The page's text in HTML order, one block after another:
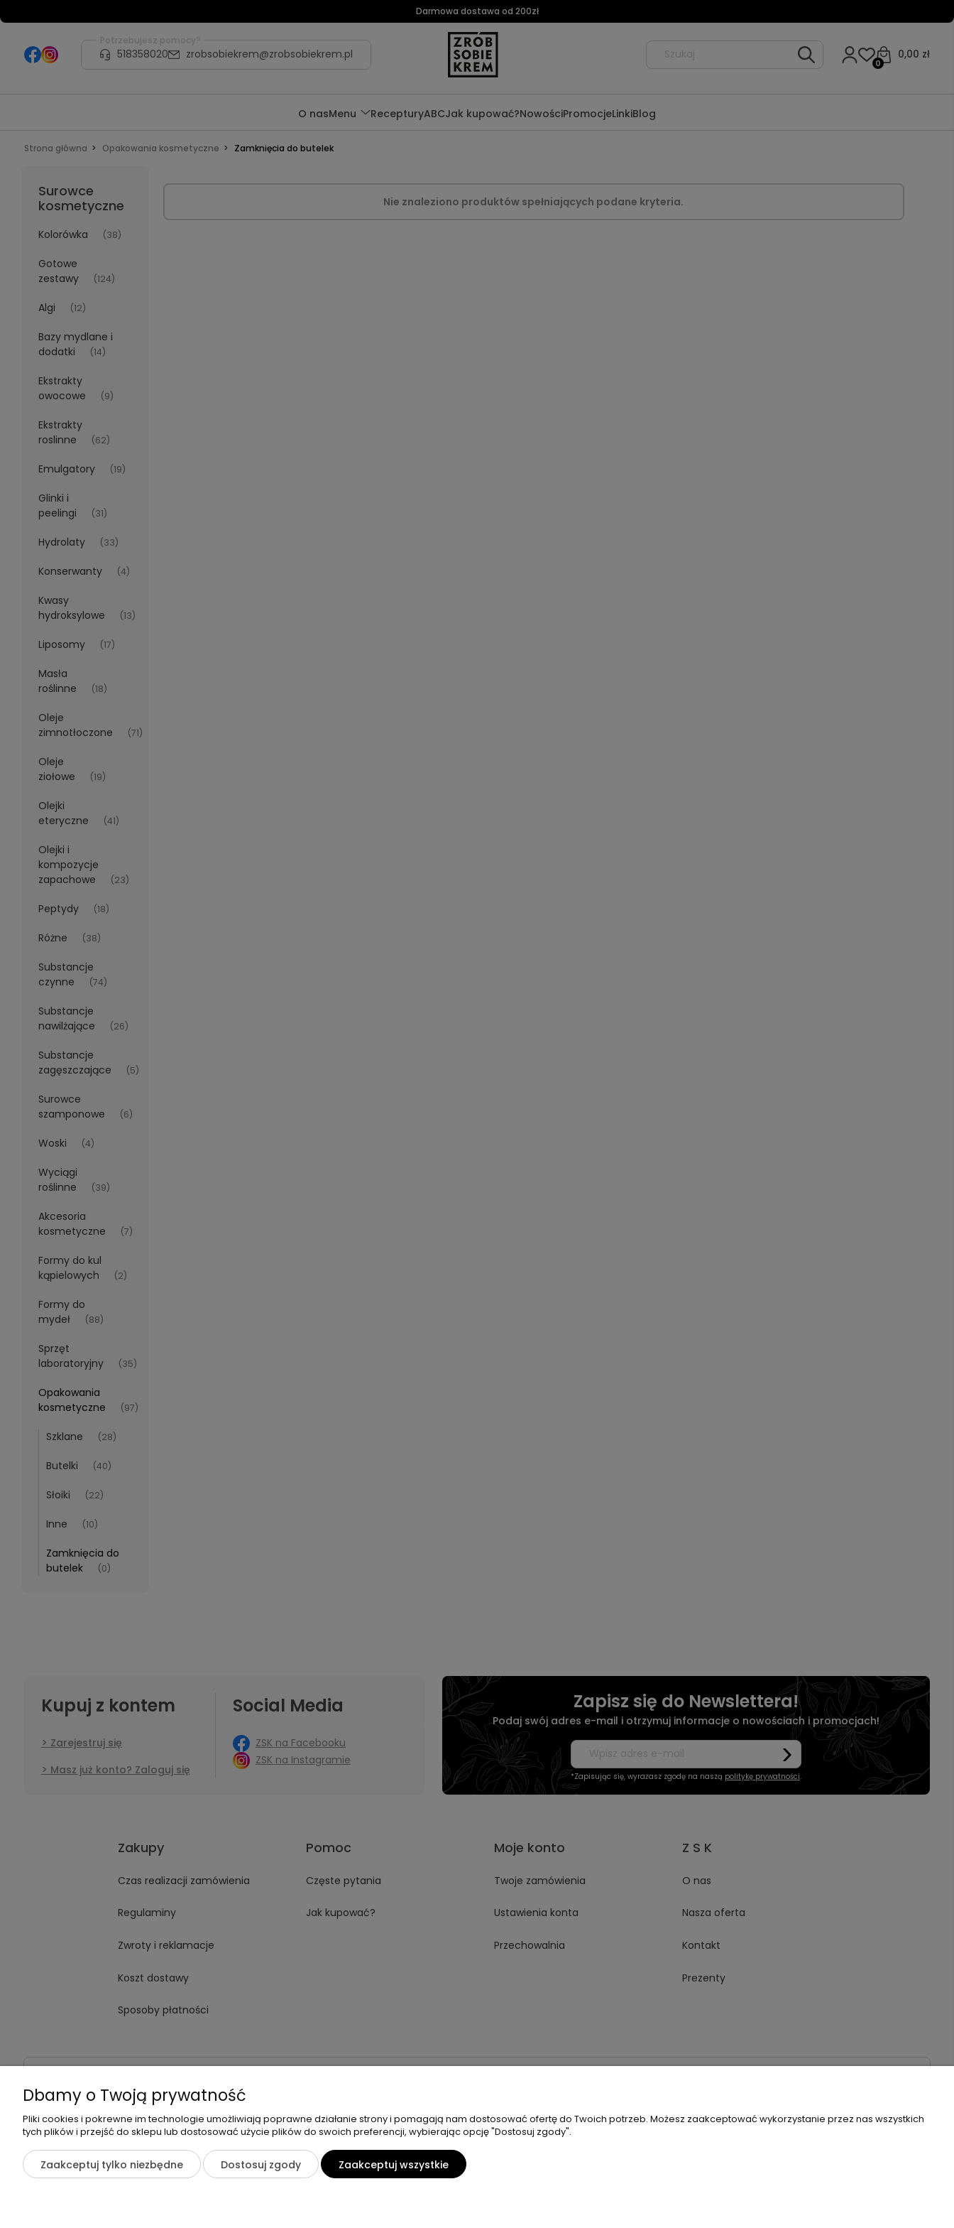
Darmowa dostawa od 200zł
Potrzebujesz pomocy?
518358020 zrobsobiekrem@zrobsobiekrem.pl 0,00 zł
0
O nasMenu RecepturyABCJak kupować?NowościPromocjeLinkiBlog
Strona główna Opakowania kosmetyczne Zamknięcia do butelek
Surowce
kosmetyczne
Kolorówka (38)
Gotowe
zestawy
(124)
Algi (12)
Bazy mydlane i
dodatki
(14)
Ekstrakty
owocowe
(9)
Ekstrakty
roslinne
(62)
Emulgatory (19)
Glinki i
peelingi
(31)
Hydrolaty (33)
Konserwanty (4)
Kwasy
hydroksylowe
(13)
Liposomy (17)
Masła
roślinne
(18)
Oleje
zimnotłoczone
(71)
Oleje
ziołowe
(19)
Olejki
eteryczne
(41)
Olejki i
kompozycje
zapachowe
(23)
Peptydy (18)
Różne (38)
Substancje
czynne
(74)
Substancje
nawilżające
(26)
Substancje
zagęszczające
(5)
Surowce
szamponowe
(6)
Woski (4)
Wyciągi
roślinne
(39)
Akcesoria
kosmetyczne
(7)
Formy do kul
kąpielowych
(2)
Formy do
mydeł
(88)
Sprzęt
laboratoryjny
(35)
Opakowania
kosmetyczne
(97)
Szklane (28)
Butelki (40)
Słoiki (22)
Inne (10)
Zamknięcia do
butelek
(0)
Nie znaleziono produktów spełniających podane kryteria.
Kupuj z kontem
Zarejestruj się
Masz już konto? Zaloguj się
Social Media
ZSK na Facebooku
ZSK na Instagramie
Zapisz się do Newslettera!
Podaj swój adres e-mail i otrzymuj informacje o nowościach i promocjach!
*Zapisując się, wyrażasz zgodę na naszą politykę prywatności.
Zakupy
Czas realizacji zamówienia
Regulaminy
Zwroty i reklamacje
Koszt dostawy
Sposoby płatności
Pomoc
Częste pytania
Jak kupować?
Moje konto
Twoje zamówienia
Ustawienia konta
Przechowalnia
Z S K
O nas
Nasza oferta
Kontakt
Prezenty
©2026 Wszelkie Prawa Zastrzeżone | Zrób Sobie Krem
Sklep internetowy Shoper Premium
Dbamy o Twoją prywatność
Pliki cookies i pokrewne im technologie umożliwiają poprawne działanie strony i pomagają nam dostosować ofertę do Twoich potrzeb. Możesz zaakceptować wykorzystanie przez nas wszystkich
tych plików i przejść do sklepu lub dostosować użycie plików do swoich preferencji, wybierając opcję "Dostosuj zgody".
Zaakceptuj tylko niezbędne Dostosuj zgody Zaakceptuj wszystkie